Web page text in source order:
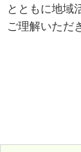
とともに地域
ご理解いただ